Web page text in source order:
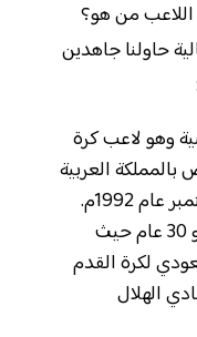
اللاعب من هو؟
حاولنا جاهدين
وهو لاعب كرة
العربية
يبلغ محمد البريك من العمر نحو 30 عام حيث
لكرة القدم
نادي الهلال